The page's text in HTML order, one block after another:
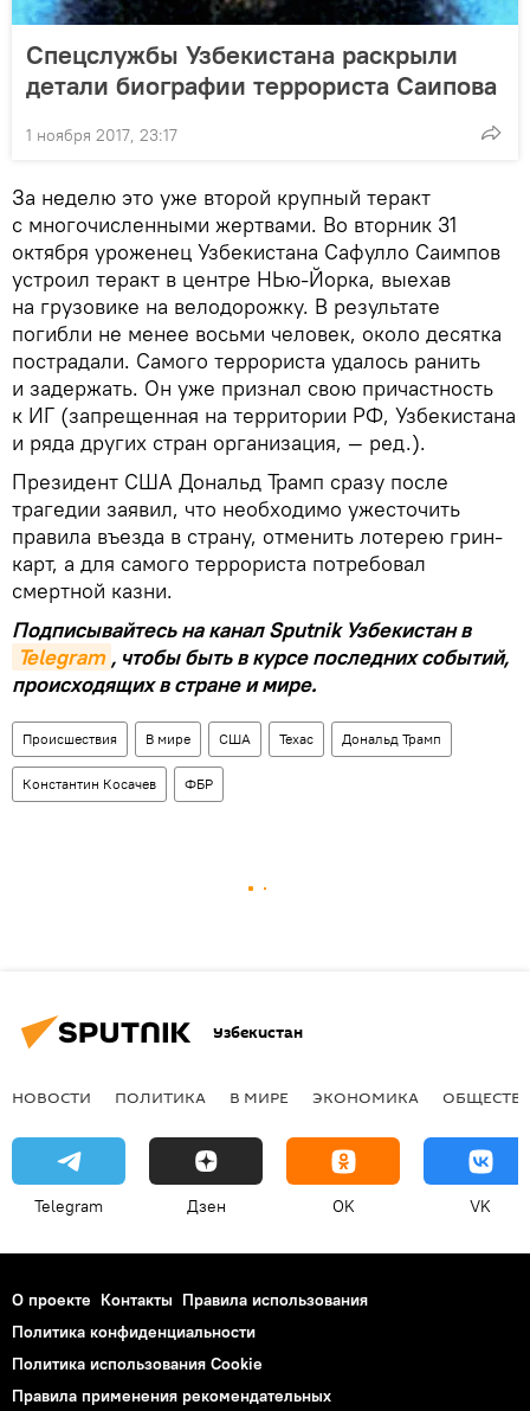
Спецслужбы Узбекистана раскрыли
детали биографии террориста Саипова
1 ноября 2017, 23:17
За неделю это уже второй крупный теракт
с многочисленными жертвами. Во вторник 31
октября уроженец Узбекистана Сафулло Саимпов
устроил теракт в центре НЬю-Йорка, выехав
на грузовике на велодорожку. В результате
погибли не менее восьми человек, около десятка
пострадали. Самого террориста удалось ранить
и задержать. Он уже признал свою причастность
к ИГ (запрещенная на территории РФ, Узбекистана
и ряда других стран организация, — ред.).
Президент США Дональд Трамп сразу после
трагедии заявил, что необходимо ужесточить
правила въезда в страну, отменить лотерею грин-
карт, а для самого террориста потребовал
смертной казни.
Подписывайтесь на канал Sputnik Узбекистан в
Telegram , чтобы быть в курсе последних событий,
происходящих в стране и мире.
Происшествия В мире США Техас Дональд Трамп
Константин Косачев ФБР
Узбекистан
НОВОСТИ ПОЛИТИКА В МИРЕ ЭКОНОМИКА
Telegram Дзен OK VK
О проекте Контакты Правила использования
Политика конфиденциальности
Политика использования Cookie
Правила применения рекомендательных